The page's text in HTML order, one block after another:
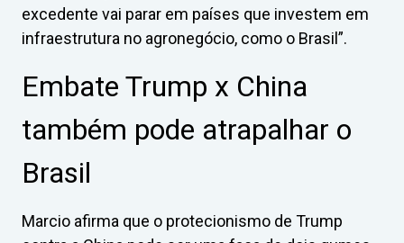
excedente vai parar em países que investem em
infraestrutura no agronegócio, como o Brasil”.
Embate Trump x China
também pode atrapalhar o
Brasil
Marcio afirma que o protecionismo de Trump